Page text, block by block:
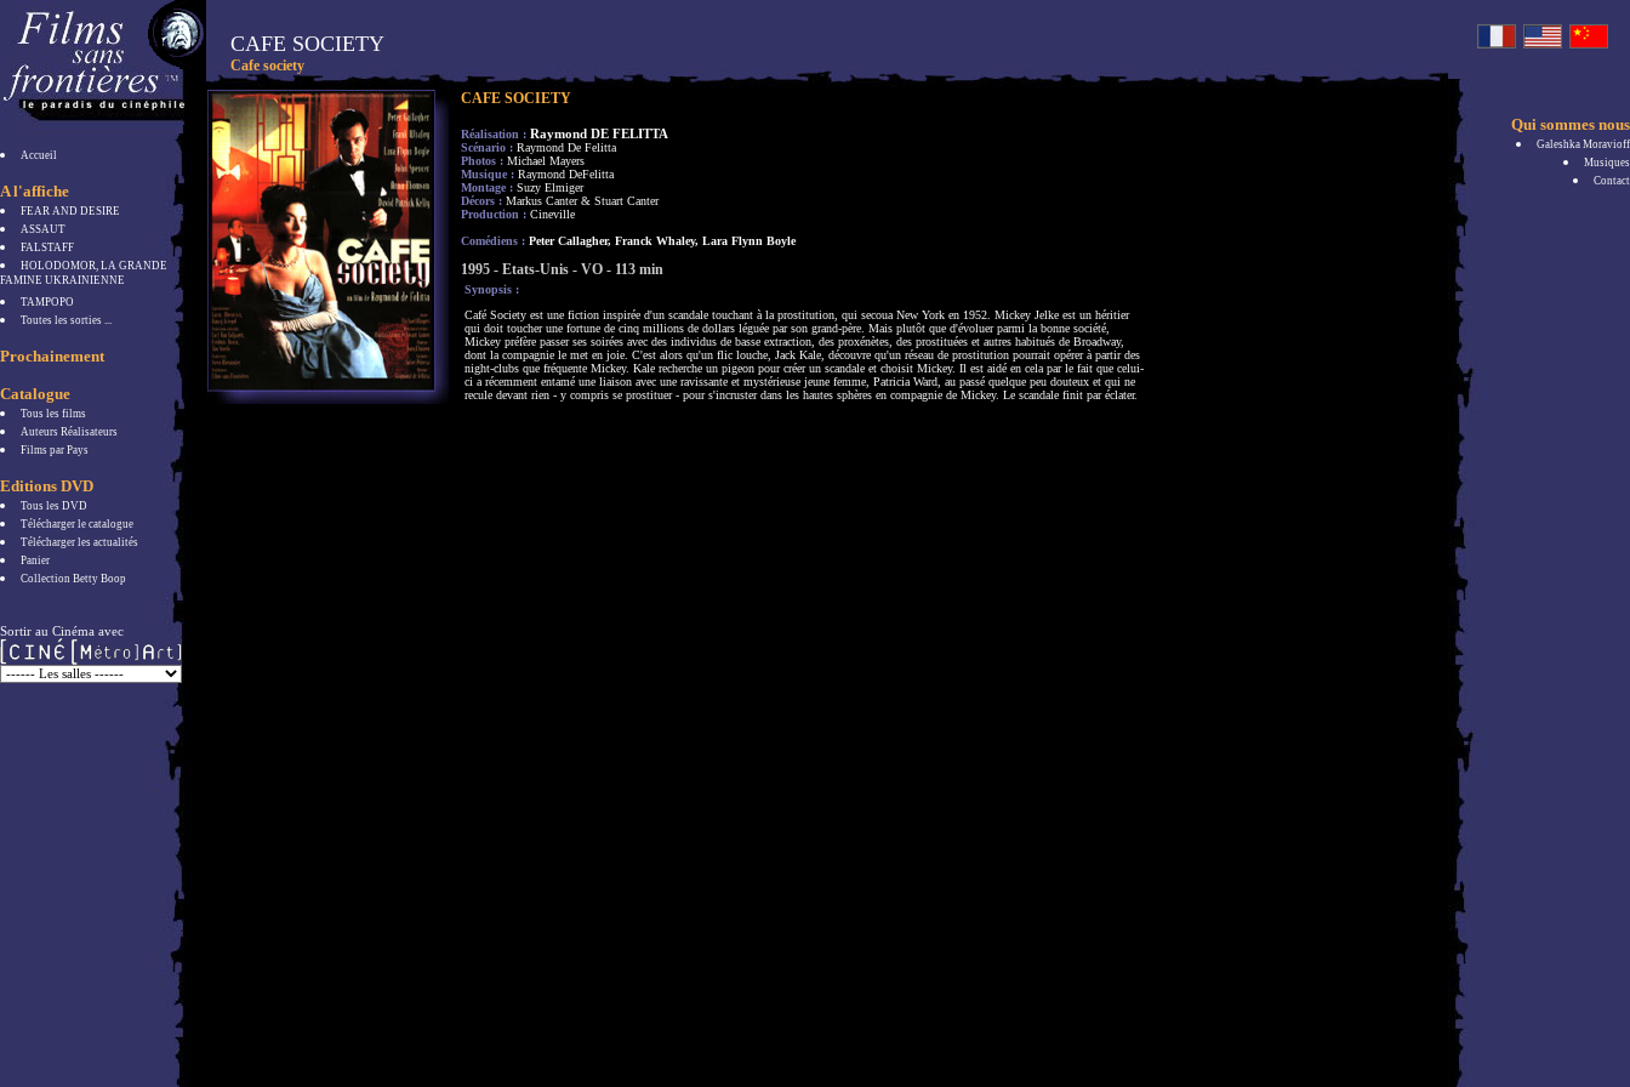
Accueil
A l'affiche
FEAR AND DESIRE
ASSAUT
FALSTAFF
HOLODOMOR, LA GRANDE
FAMINE UKRAINIENNE
TAMPOPO
Toutes les sorties ...
Prochainement
Catalogue
Tous les films
Auteurs Réalisateurs
Films par Pays
Editions DVD
Tous les DVD
Télécharger le catalogue
Télécharger les actualités
Panier
Collection Betty Boop
Sortir au Cinéma avec
CAFE SOCIETY
Cafe society
CAFE SOCIETY
Réalisation : Raymond DE FELITTA
Scénario : Raymond De Felitta
Photos : Michael Mayers
Musique : Raymond DeFelitta
Montage : Suzy Elmiger
Décors : Markus Canter & Stuart Canter
Production : Cineville
Comédiens : Peter Callagher, Franck Whaley, Lara Flynn Boyle
1995 - Etats-Unis - VO - 113 min
Synopsis :
Café Society est une fiction inspirée d'un scandale touchant à la prostitution, qui secoua New York en 1952. Mickey Jelke est un héritier
qui doit toucher une fortune de cinq millions de dollars léguée par son grand-père. Mais plutôt que d'évoluer parmi la bonne société,
Mickey préfère passer ses soirées avec des individus de basse extraction, des proxénètes, des prostituées et autres habitués de Broadway,
dont la compagnie le met en joie. C'est alors qu'un flic louche, Jack Kale, découvre qu'un réseau de prostitution pourrait opérer à partir des
night-clubs que fréquente Mickey. Kale recherche un pigeon pour créer un scandale et choisit Mickey. Il est aidé en cela par le fait que celui-
ci a récemment entamé une liaison avec une ravissante et mystérieuse jeune femme, Patricia Ward, au passé quelque peu douteux et qui ne
recule devant rien - y compris se prostituer - pour s'incruster dans les hautes sphères en compagnie de Mickey. Le scandale finit par éclater.
Qui sommes nous
Galeshka Moravioff
Musiques
Contact